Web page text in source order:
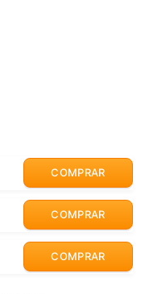
COMPRAR
COMPRAR
COMPRAR